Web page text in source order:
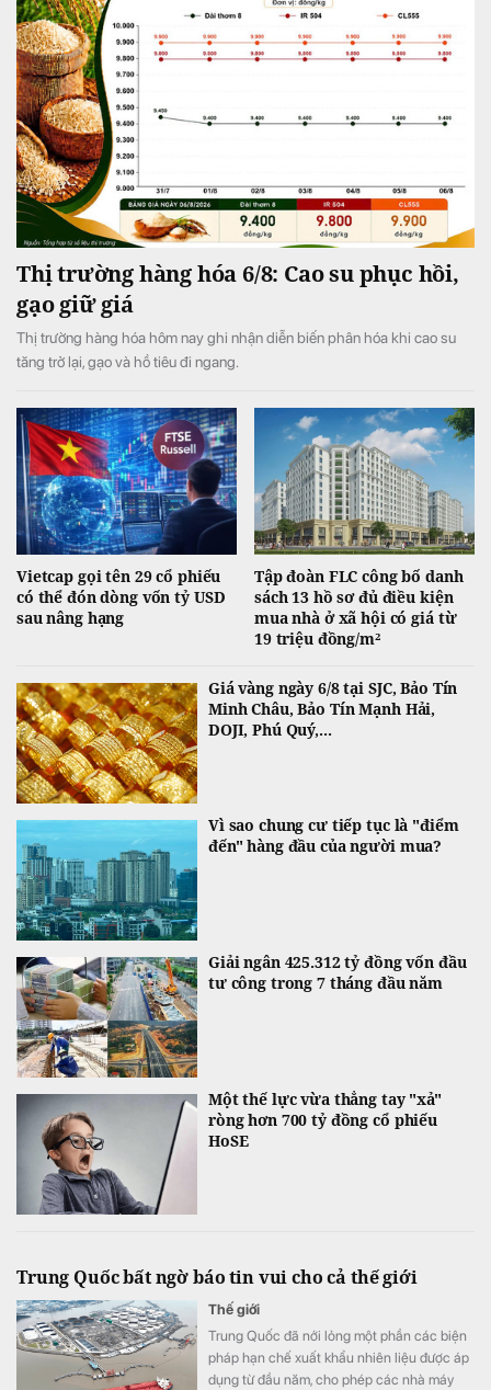
Thị trường hàng hóa 6/8: Cao su phục hồi,
gạo giữ giá
Thị trường hàng hóa hôm nay ghi nhận diễn biến phân hóa khi cao su
tăng trở lại, gạo và hồ tiêu đi ngang.
Vietcap gọi tên 29 cổ phiếu
có thể đón dòng vốn tỷ USD
sau nâng hạng
Tập đoàn FLC công bố danh
sách 13 hồ sơ đủ điều kiện
mua nhà ở xã hội có giá từ
19 triệu đồng/m²
Giá vàng ngày 6/8 tại SJC, Bảo Tín
Minh Châu, Bảo Tín Mạnh Hải,
DOJI, Phú Quý,...
Vì sao chung cư tiếp tục là "điểm
đến" hàng đầu của người mua?
Giải ngân 425.312 tỷ đồng vốn đầu
tư công trong 7 tháng đầu năm
Một thế lực vừa thẳng tay "xả"
ròng hơn 700 tỷ đồng cổ phiếu
HoSE
Trung Quốc bất ngờ báo tin vui cho cả thế giới
Thế giới
Trung Quốc đã nới lỏng một phần các biện
pháp hạn chế xuất khẩu nhiên liệu được áp
dụng từ đầu năm, cho phép các nhà máy